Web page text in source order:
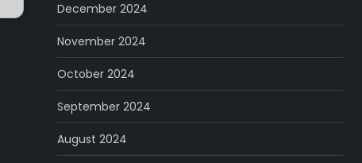
December 2024
November 2024
October 2024
September 2024
August 2024